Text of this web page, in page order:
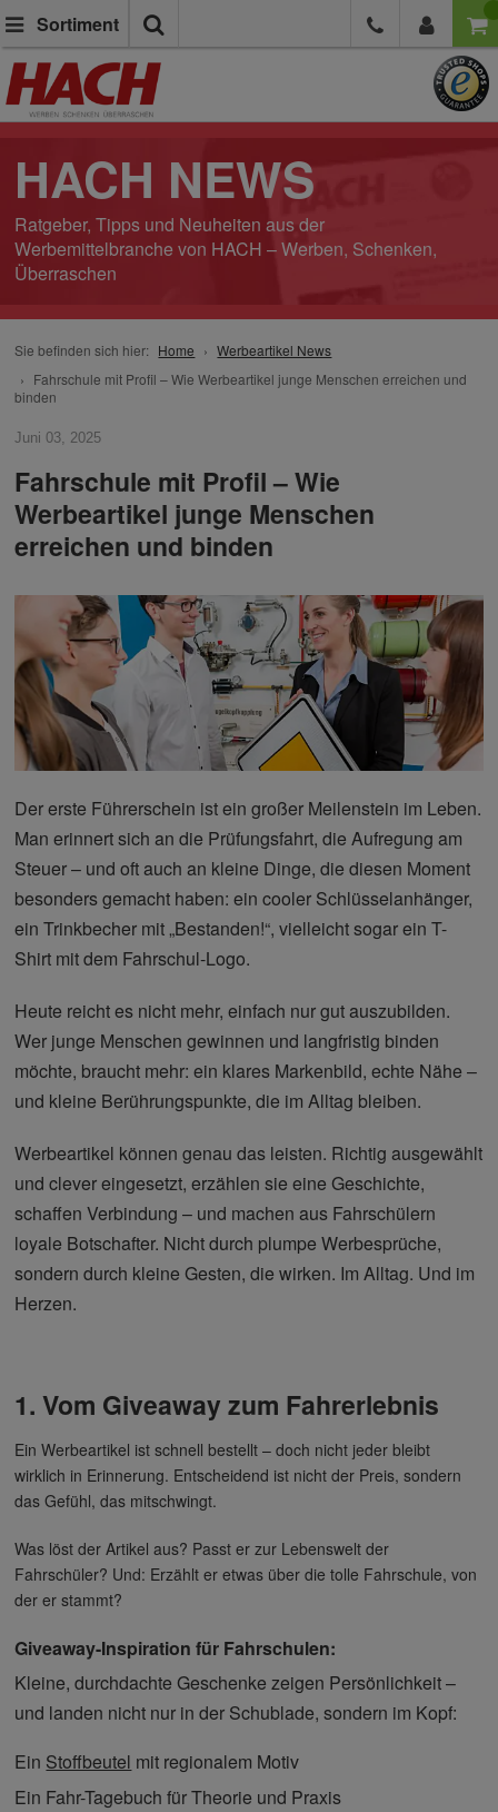
Sortiment
HACH NEWS
Ratgeber, Tipps und Neuheiten aus der
Werbemittelbranche von HACH – Werben, Schenken,
Überraschen
Sie befinden sich hier: Home
Werbeartikel News
Fahrschule mit Profil – Wie Werbeartikel junge Menschen erreichen und
binden
Juni 03, 2025
Fahrschule mit Profil – Wie
Werbeartikel junge Menschen
erreichen und binden
Der erste Führerschein ist ein großer Meilenstein im Leben.
Man erinnert sich an die Prüfungsfahrt, die Aufregung am
Steuer – und oft auch an kleine Dinge, die diesen Moment
besonders gemacht haben: ein cooler Schlüsselanhänger,
ein Trinkbecher mit „Bestanden!“, vielleicht sogar ein T-
Shirt mit dem Fahrschul-Logo.
Heute reicht es nicht mehr, einfach nur gut auszubilden.
Wer junge Menschen gewinnen und langfristig binden
möchte, braucht mehr: ein klares Markenbild, echte Nähe –
und kleine Berührungspunkte, die im Alltag bleiben.
Werbeartikel können genau das leisten. Richtig ausgewählt
und clever eingesetzt, erzählen sie eine Geschichte,
schaffen Verbindung – und machen aus Fahrschülern
loyale Botschafter. Nicht durch plumpe Werbesprüche,
sondern durch kleine Gesten, die wirken. Im Alltag. Und im
Herzen.
1. Vom Giveaway zum Fahrerlebnis
Ein Werbeartikel ist schnell bestellt – doch nicht jeder bleibt
wirklich in Erinnerung. Entscheidend ist nicht der Preis, sondern
das Gefühl, das mitschwingt.
Was löst der Artikel aus? Passt er zur Lebenswelt der
Fahrschüler? Und: Erzählt er etwas über die tolle Fahrschule, von
der er stammt?
Giveaway-Inspiration für Fahrschulen:
Kleine, durchdachte Geschenke zeigen Persönlichkeit –
und landen nicht nur in der Schublade, sondern im Kopf:
Ein Stoffbeutel mit regionalem Motiv
Ein Fahr-Tagebuch für Theorie und Praxis